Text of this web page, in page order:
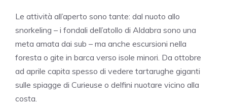
Le attività all’aperto sono tante: dal nuoto allo
snorkeling – i fondali dell’atollo di Aldabra sono una
meta amata dai sub – ma anche escursioni nella
foresta o gite in barca verso isole minori. Da ottobre
ad aprile capita spesso di vedere tartarughe giganti
sulle spiagge di Curieuse o delfini nuotare vicino alla
costa.